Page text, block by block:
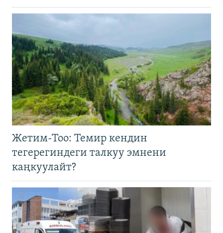
Жетим-Тоо: Темир кендин
тегерегиндеги талкуу эмнени
каңкуулайт?